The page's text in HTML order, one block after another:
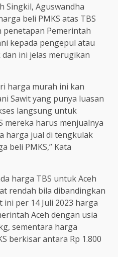
Singkil, Aguswandha
beli PMKS atas TBS
penetapan Pemerintah
kepada pengepul atau
ini jelas merugikan
harga murah ini kan
Sawit yang punya luasan
langsung untuk
mereka harus menjualnya
harga jual di tengkulak
beli PMKS,” Kata
harga TBS untuk Aceh
rendah bila dibandingkan
per 14 Juli 2023 harga
Aceh dengan usia
sementara harga
berkisar antara Rp 1.800